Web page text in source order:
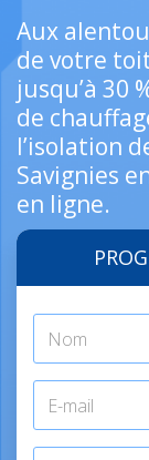
Aux
de votre
jusqu’à 30
de
l’isolation
Savignies
en ligne.